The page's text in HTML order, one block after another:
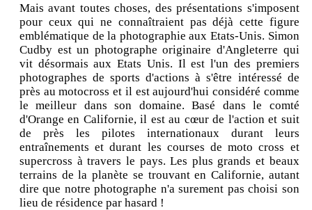
Mais avant toutes choses, des présentations s'imposent
pour ceux qui ne connaîtraient pas déjà cette figure
emblématique de la photographie aux Etats-Unis. Simon
Cudby est un photographe originaire d'Angleterre qui
vit désormais aux Etats Unis. Il est l'un des premiers
photographes de sports d'actions à s'être intéressé de
près au motocross et il est aujourd'hui considéré comme
le meilleur dans son domaine. Basé dans le comté
d'Orange en Californie, il est au cœur de l'action et suit
de près les pilotes internationaux durant leurs
entraînements et durant les courses de moto cross et
supercross à travers le pays. Les plus grands et beaux
terrains de la planète se trouvant en Californie, autant
dire que notre photographe n'a surement pas choisi son
lieu de résidence par hasard !